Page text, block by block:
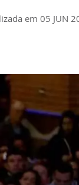
em 05 JUN